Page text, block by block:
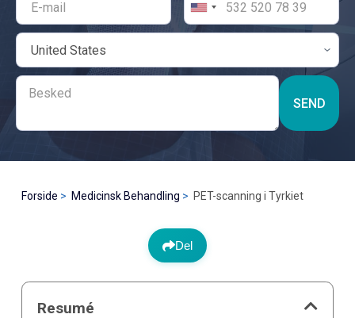
SEND
Forside Medicinsk Behandling PET-scanning i Tyrkiet
Del
Resumé